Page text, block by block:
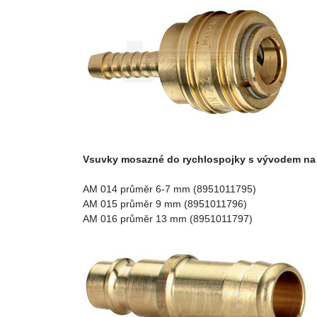
Vsuvky mosazné do rychlospojky s vývodem
AM 014 průměr 6-7 mm (8951011795)
AM 015 průměr 9 mm (8951011796)
AM 016 průměr 13 mm (8951011797)